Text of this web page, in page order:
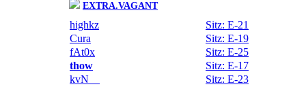
EXTRA.VAGANT
highkz
Sitz: E-21
Cura
Sitz: E-19
fAt0x
Sitz: E-25
thow
Sitz: E-17
kvN__
Sitz: E-23